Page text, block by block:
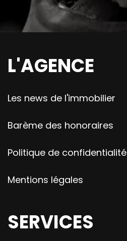
L'AGENCE
Les news de l'immobilier
Barème des honoraires
Politique de confidentialité
Mentions légales
SERVICES